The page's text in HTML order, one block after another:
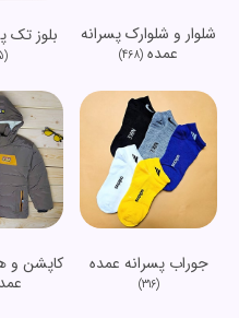
شلوار و شلوارک پسرانه
عمده (468)
بلوز تک
(345)
جوراب پسرانه عمده
(316)
کاپشن و